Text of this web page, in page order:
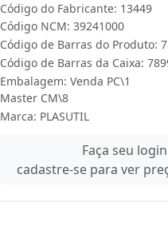
Código do Fabricante: 13449
Código NCM: 39241000
Código de Barras do Produto:
Código de Barras da Caixa:
Embalagem: Venda PC\1
Master CM\8
Marca: PLASUTIL
Faça seu
cadastre-se para ver